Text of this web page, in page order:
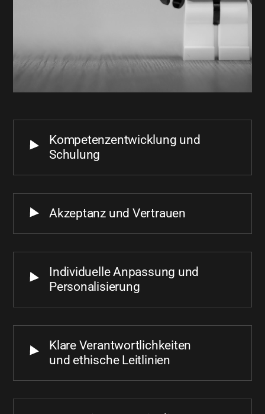
Kompetenzentwicklung und
Schulung
Akzeptanz und Vertrauen
Individuelle Anpassung und
Personalisierung
Klare Verantwortlichkeiten
und ethische Leitlinien